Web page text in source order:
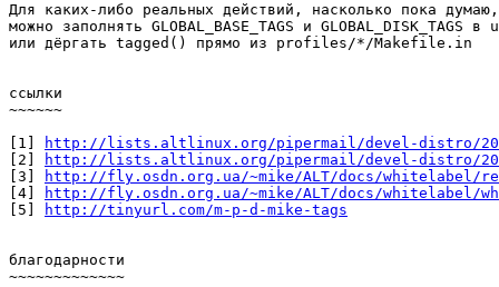
Для каких-либо реальных действий, насколько пока думаю,
можно заполнять GLOBAL_BASE_TAGS и GLOBAL_DISK_TAGS в
или дёргать tagged() прямо из profiles/*/Makefile.in
ссылки
~~~~~~
[1]
http://lists.altlinux.org/pipermail/devel-distro/
[2]
http://lists.altlinux.org/pipermail/devel-distro/
[3]
http://fly.osdn.org.ua/~mike/ALT/docs/whitelabel/
[4]
http://fly.osdn.org.ua/~mike/ALT/docs/whitelabel/
[5]
http://tinyurl.com/m-p-d-mike-tags
благодарности
~~~~~~~~~~~~~